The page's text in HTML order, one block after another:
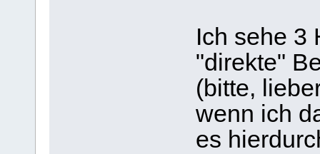
Ich sehe 3
"direkte"
(bitte,
wenn ich
es